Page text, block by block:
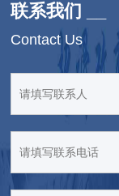
联系我们 __
Contact Us